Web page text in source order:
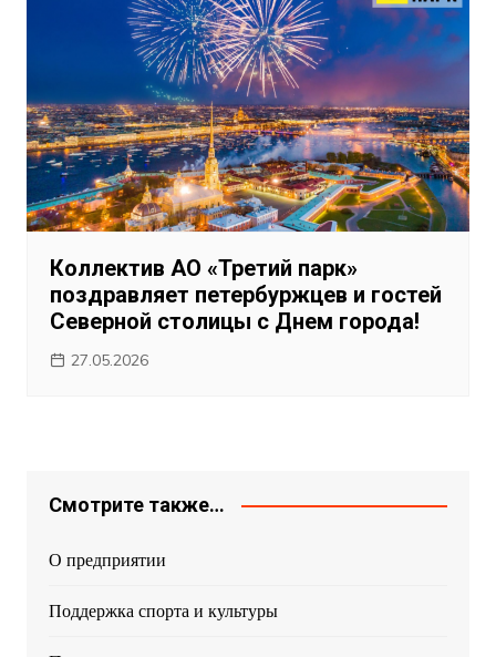
Коллектив АО «Третий парк»
поздравляет петербуржцев и гостей
Северной столицы с Днем города!
27.05.2026
Смотрите также…
О предприятии
Поддержка спорта и культуры